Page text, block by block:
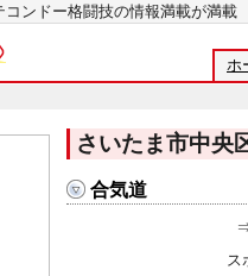
コンドー格闘技の情報満載が
ホ
さいたま市中央
合気道
ス